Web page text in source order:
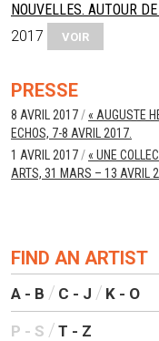
NOUVELLES. AUTOUR
2017
VOIR
PRESSE
8 AVRIL 2017 /« AUGUSTE
ECHOS, 7-8 AVRIL 2017.
1 AVRIL 2017 /« UNE
ARTS, 31 MARS – 13 AVRIL
FIND AN ARTIST
A - B C - J K - O
P - S T - Z